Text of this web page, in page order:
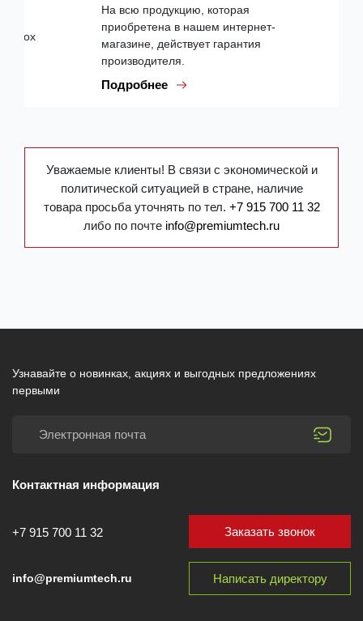
На всю продукцию, которая
приобретена в нашем интернет-
магазине, действует гарантия
производителя.
Подробнее
Уважаемые клиенты! В связи с экономической и
политической ситуацией в стране, наличие
товара просьба уточнять по тел. +7 915 700 11 32
либо по почте info@premiumtech.ru
Узнавайте о новинках, акциях и выгодных предложениях
первыми
Контактная информация
+7 915 700 11 32
info@premiumtech.ru
Заказать звонок
Написать директору